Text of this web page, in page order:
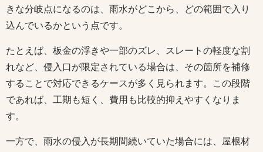
きな分岐点になるのは、雨水がどこから、どの範囲で入り
込んでいるかという点です。
たとえば、板金の浮きや一部のズレ、スレートの軽度な割
れなど、侵入口が限定されている場合は、その箇所を補修
することで対応できるケースが多く見られます。この段階
であれば、工期も短く、費用も比較的抑えやすくなりま
す。
一方で、雨水の侵入が長期間続いていた場合には、屋根材